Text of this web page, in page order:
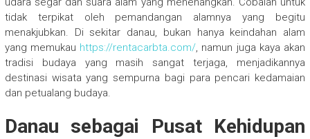
tidak terpikat oleh pemandangan alamnya yang begitu
menakjubkan. Di sekitar danau, bukan hanya keindahan alam
yang memukau https://rentacarbta.com/, namun juga kaya akan
tradisi budaya yang masih sangat terjaga, menjadikannya
destinasi wisata yang sempurna bagi para pencari kedamaian
dan petualang budaya.
Danau sebagai Pusat Kehidupan